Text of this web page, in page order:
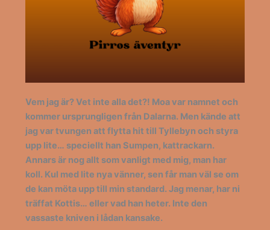
Vem jag är? Vet inte alla det?! Moa var namnet och
kommer ursprungligen från Dalarna. Men kände att
jag var tvungen att flytta hit till Tyllebyn och styra
upp lite… speciellt han Sumpen, kattrackarn.
Annars är nog allt som vanligt med mig, man har
koll. Kul med lite nya vänner, sen får man väl se om
de kan möta upp till min standard. Jag menar, har ni
träffat Kottis… eller vad han heter. Inte den
vassaste kniven i lådan kansake.